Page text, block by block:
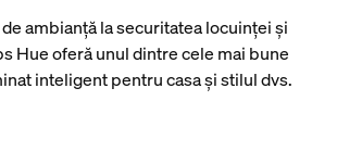
ambianță la securitatea locuinței și
Hue oferă unul dintre cele mai bune
inteligent pentru casa și stilul dvs.